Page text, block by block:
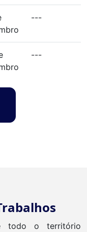
---
---
todo o território